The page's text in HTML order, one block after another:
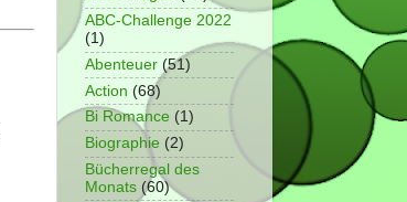
ABC-Challenge 2022
(1)
Abenteuer (51)
Action (68)
Bi Romance (1)
Biographie (2)
Bücherregal des
Monats (60)